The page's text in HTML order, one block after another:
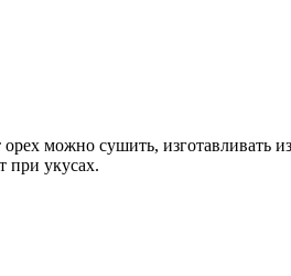
можно сушить, изготавливать
при укусах.